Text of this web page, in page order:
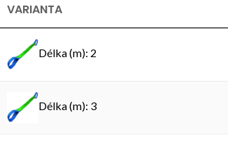
VARIANTA
Délka (m): 2
Délka (m): 3